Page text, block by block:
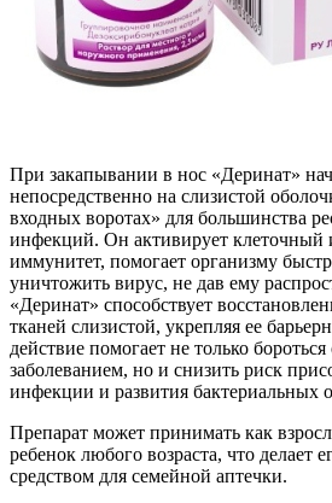
При закапывании в нос «Деринат»
непосредственно на слизистой
входных воротах» для большинства
инфекций. Он активирует клеточный
иммунитет, помогает организму
уничтожить вирус, не дав ему
«Деринат» способствует
тканей слизистой, укрепляя ее
действие помогает не только
заболеванием, но и снизить риск
инфекции и развития бактериальных
Препарат может принимать как
ребенок любого возраста, что делает
средством для семейной аптечки.